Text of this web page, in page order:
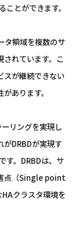
とができます。
タ領域を複数のサ
れています。こ
スが継続できない
あります。
リングを実現し
がDRBDが実現す
す。DRBDは、サ
点（Single point
クラスタ環境を